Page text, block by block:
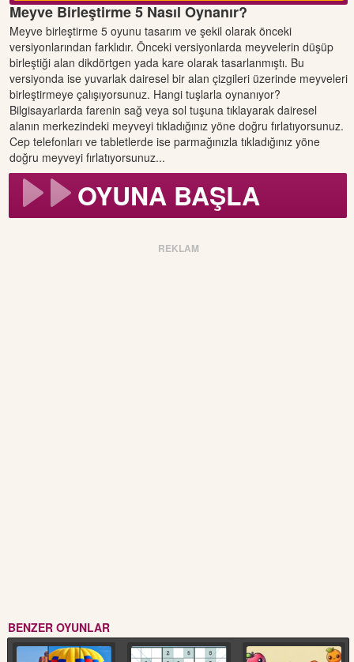
Meyve Birleştirme 5 Nasıl Oynanır?
Meyve birleştirme 5 oyunu tasarım ve şekil olarak önceki
versiyonlarından farklıdır. Önceki versiyonlarda meyvelerin düşüp
birleştiği alan dikdörtgen yada kare olarak tasarlanmıştı. Bu
versiyonda ise yuvarlak dairesel bir alan çizgileri üzerinde meyveleri
birleştirmeye çalışıyorsunuz. Hangi tuşlarla oynanıyor?
Bilgisayarlarda farenin sağ veya sol tuşuna tıklayarak dairesel
alanın merkezindeki meyveyi tıkladığınız yöne doğru fırlatıyorsunuz.
Cep telefonları ve tabletlerde ise parmağınızla tıkladığınız yöne
doğru meyveyi fırlatıyorsunuz...
OYUNA BAŞLA
REKLAM
BENZER OYUNLAR